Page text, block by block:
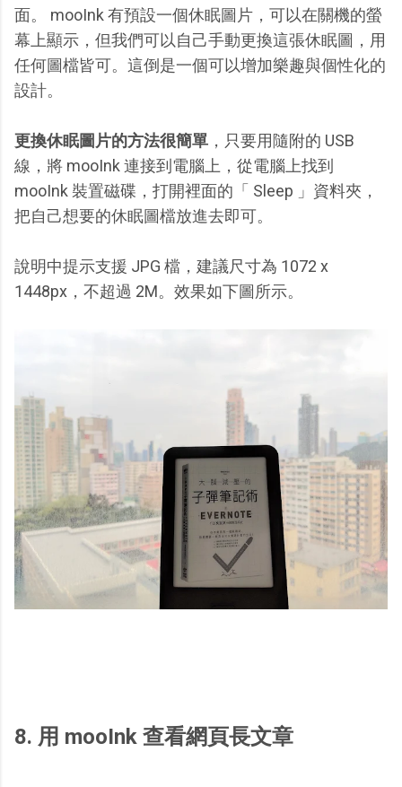
面。 mooInk 有預設一個休眠圖片，可以在關機的螢
幕上顯示，但我們可以自己手動更換這張休眠圖，用
任何圖檔皆可。這倒是一個可以增加樂趣與個性化的
設計。
更換休眠圖片的方法很簡單 ，只要用隨附的 USB
線，將 mooInk 連接到電腦上，從電腦上找到
mooInk 裝置磁碟，打開裡面的「 Sleep 」資料夾，
把自己想要的休眠圖檔放進去即可。
說明中提示支援 JPG 檔，建議尺寸為 1072 x
1448px，不超過 2M。效果如下圖所示。
8. 用 mooInk 查看網頁長文章